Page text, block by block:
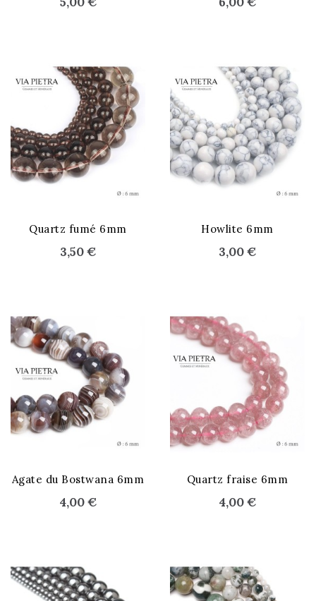
Quartz fumé 6mm
3,50 €
Howlite 6mm
3,00 €
Agate du Bostwana 6mm
4,00 €
Quartz fraise 6mm
4,00 €